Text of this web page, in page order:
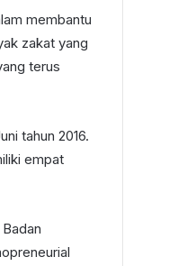
membantu
zakat yang
terus
tahun 2016.
empat